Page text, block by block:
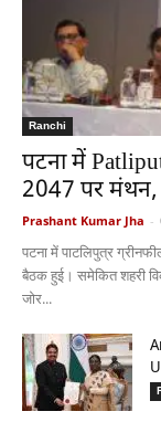
Ranchi
पटना में
2047 पर
Prashant Kumar Jha -
पटना में पाटलिपुत्र
बैठक हुई। समेकित शहरी
जोर...